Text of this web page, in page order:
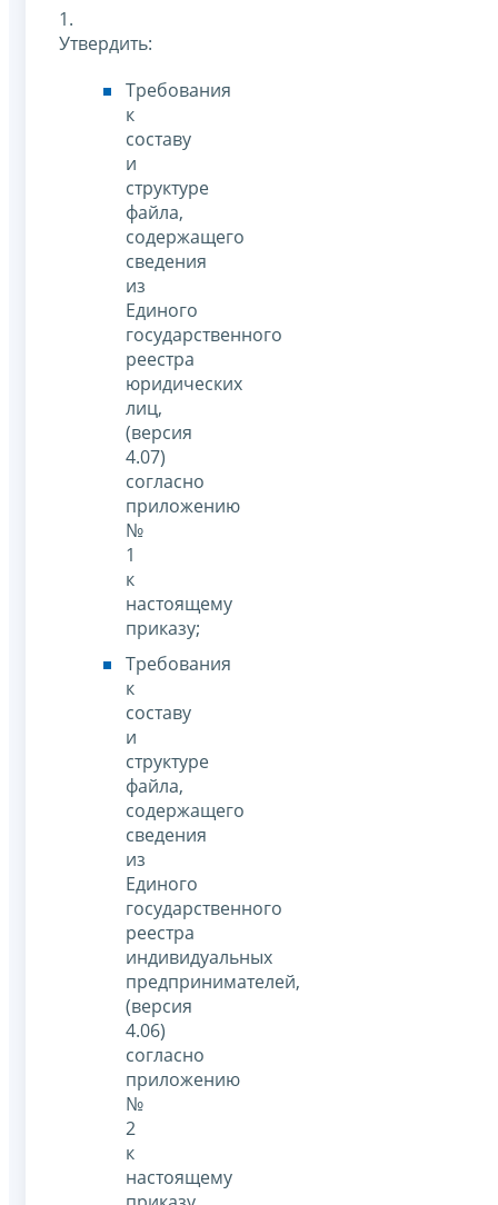
1.
Утвердить:
Требования
к
составу
и
структуре
файла,
содержащего
сведения
из
Единого
государственного
реестра
юридических
лиц,
(версия
4.07)
согласно
приложению
№
1
к
настоящему
приказу;
Требования
к
составу
и
структуре
файла,
содержащего
сведения
из
Единого
государственного
реестра
индивидуальных
предпринимателей,
(версия
4.06)
согласно
приложению
№
2
к
настоящему